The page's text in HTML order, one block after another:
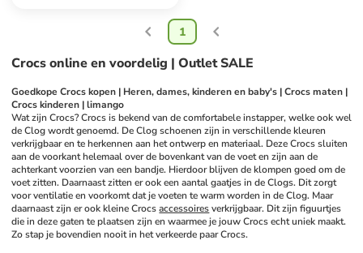
1
Crocs online en voordelig | Outlet SALE
Goedkope Crocs kopen | Heren, dames, kinderen en baby's | Crocs maten |
Crocs kinderen | limango
Wat zijn Crocs? Crocs is bekend van de comfortabele instapper, welke ook wel
de Clog wordt genoemd. De Clog schoenen zijn in verschillende kleuren
verkrijgbaar en te herkennen aan het ontwerp en materiaal. Deze Crocs sluiten
aan de voorkant helemaal over de bovenkant van de voet en zijn aan de
achterkant voorzien van een bandje. Hierdoor blijven de klompen goed om de
voet zitten. Daarnaast zitten er ook een aantal gaatjes in de Clogs. Dit zorgt
voor ventilatie en voorkomt dat je voeten te warm worden in de Clog. Maar
daarnaast zijn er ook kleine Crocs accessoires verkrijgbaar. Dit zijn figuurtjes
die in deze gaten te plaatsen zijn en waarmee je jouw Crocs echt uniek maakt.
Zo stap je bovendien nooit in het verkeerde paar Crocs.